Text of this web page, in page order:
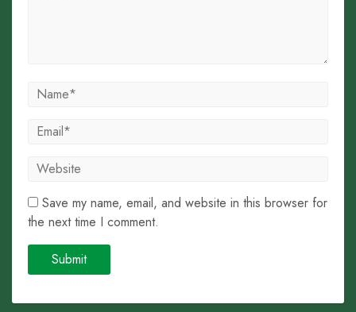
Save my name, email, and website in this browser for
the next time I comment.